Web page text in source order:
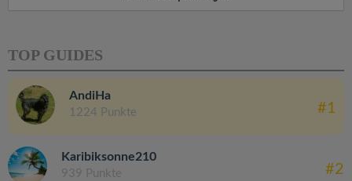
TOP GUIDES
AndiHa
1224 Punkte #1
Karibiksonne210
939 Punkte #2